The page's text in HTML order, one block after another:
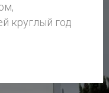
круглый год